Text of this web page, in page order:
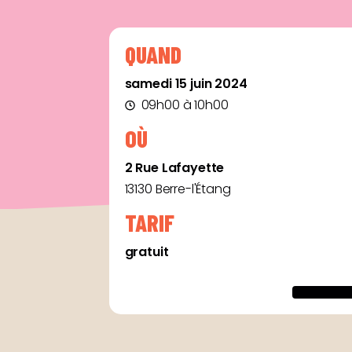
QUAND
samedi 15 juin 2024
09h00 à 10h00
OÙ
2 Rue Lafayette
13130 Berre-l'Étang
TARIF
gratuit